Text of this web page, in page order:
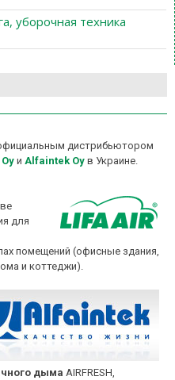
уборочная техника
дистрибьютором
и Alfaintek Oy в Украине.
для
помещений (офисные здания,
и коттеджи).
дыма AIRFRESH,